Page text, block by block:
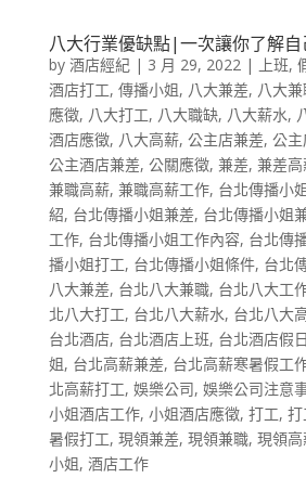
八大行業優缺點|一次讓你了解自
by 酒店經紀| 3 月 29, 2022| 上班,
酒店打工, 傳播小姐, 八大兼差, 八大
應徵, 八大打工, 八大職缺, 八大薪水,
酒店應徵, 八大高薪, 公主店兼差, 公
公主酒店兼差, 公關應徵, 兼差, 兼差
兼職高薪, 兼職高薪工作, 台北傳播小
紹, 台北傳播小姐兼差, 台北傳播小姐
工作, 台北傳播小姐工作內容, 台北傳
播小姐打工, 台北傳播小姐條件, 台北
八大兼差, 台北八大兼職, 台北八大工
北八大打工, 台北八大薪水, 台北八大
台北酒店, 台北酒店上班, 台北酒店假
姐, 台北高薪兼差, 台北高薪寒暑假工
北高薪打工, 娛樂公司, 娛樂公司注意
小姐酒店工作, 小姐酒店應徵, 打工,
暑假打工, 現領兼差, 現領兼職, 現領高
小姐, 酒店工作